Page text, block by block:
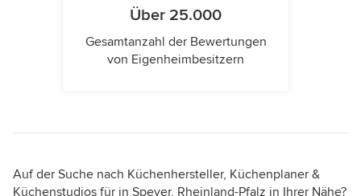
Über 25.000
Gesamtanzahl der Bewertungen
von Eigenheimbesitzern
Auf der Suche nach Küchenhersteller, Küchenplaner &
Küchenstudios für in Speyer, Rheinland-Pfalz in Ihrer Nähe?